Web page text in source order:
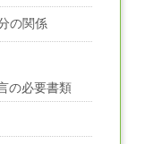
の関係
の必要書類